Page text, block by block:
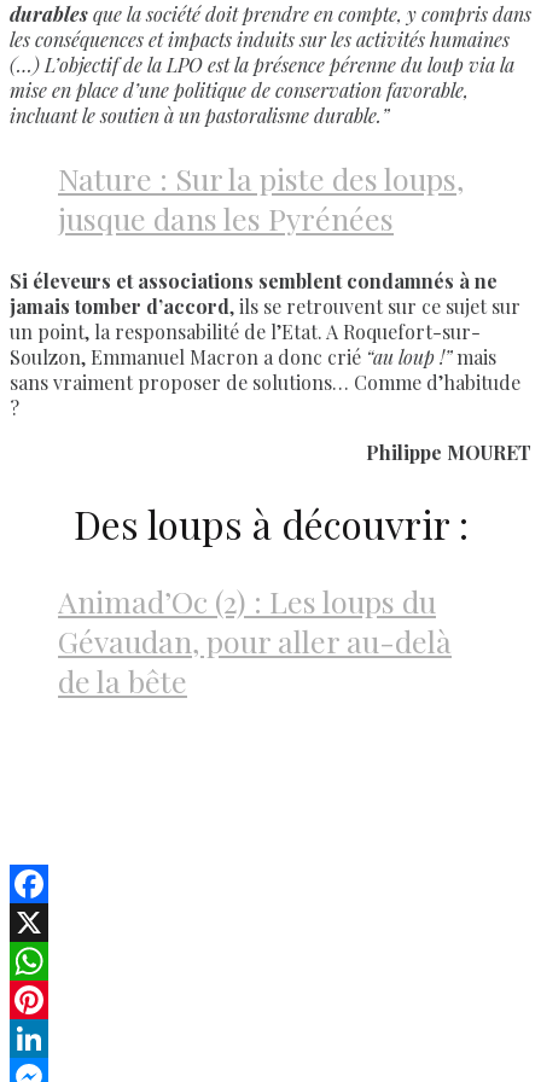
durablesque la société doit prendre en compte, y compris dans
les conséquences et impacts induits sur les activités humaines
(…) L’objectif de la LPO est la présence pérenne du loup via la
mise en place d’une politique de conservation favorable,
incluant le soutien à un pastoralisme durable.”
Nature : Sur la piste des loups,
jusque dans les Pyrénées
Si éleveurs et associations semblent condamnés à ne
jamais tomber d’accord, ils se retrouvent sur ce sujet sur
un point, la responsabilité de l’Etat. A Roquefort-sur-
Soulzon, Emmanuel Macron a donc crié “au loup !”mais
sans vraiment proposer de solutions… Comme d’habitude
?
Philippe MOURET
Des loups à découvrir :
Animad’Oc (2) : Les loups du
Gévaudan, pour aller au-delà
de la bête
Facebook
X
WhatsApp
Pinterest
LinkedIn